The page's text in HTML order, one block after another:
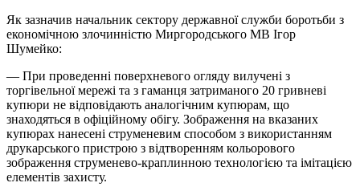
Як зазначив начальник сектору державної служби боротьби з
економічною злочинністю Миргородського МВ Ігор
Шумейко:
— При проведенні поверхневого огляду вилучені з
торгівельної мережі та з гаманця затриманого 20 гривневі
купюри не відповідають аналогічним купюрам, що
знаходяться в офіційному обігу. Зображення на вказаних
купюрах нанесені струменевим способом з використанням
друкарського пристрою з відтворенням кольорового
зображення струменево-краплинною технологією та імітацією
елементів захисту.